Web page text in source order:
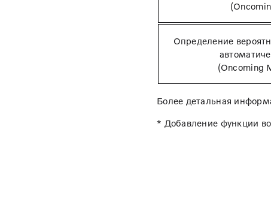
Определение
(Oncoming
Более детальная
* Добавление функции